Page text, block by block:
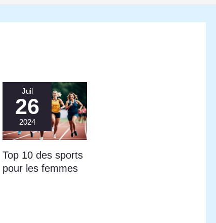
Juil
26
2024
Top 10 des sports
pour les femmes